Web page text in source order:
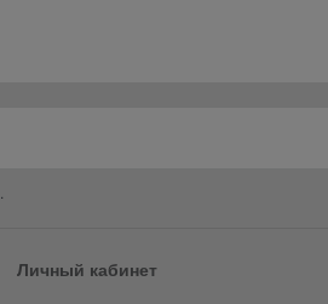
Личный кабинет